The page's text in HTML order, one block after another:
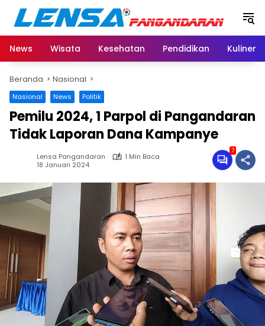
Langsung
konten
News
Wisata Kesehatan Pendidikan Kuliner
Beranda Nasional
Nasional News Politik
Pemilu 2024, 1 Parpol di Pangandaran
Tidak Laporan Dana Kampanye
Lensa Pangandaran
1 Min Baca
18 Januari 2024
7